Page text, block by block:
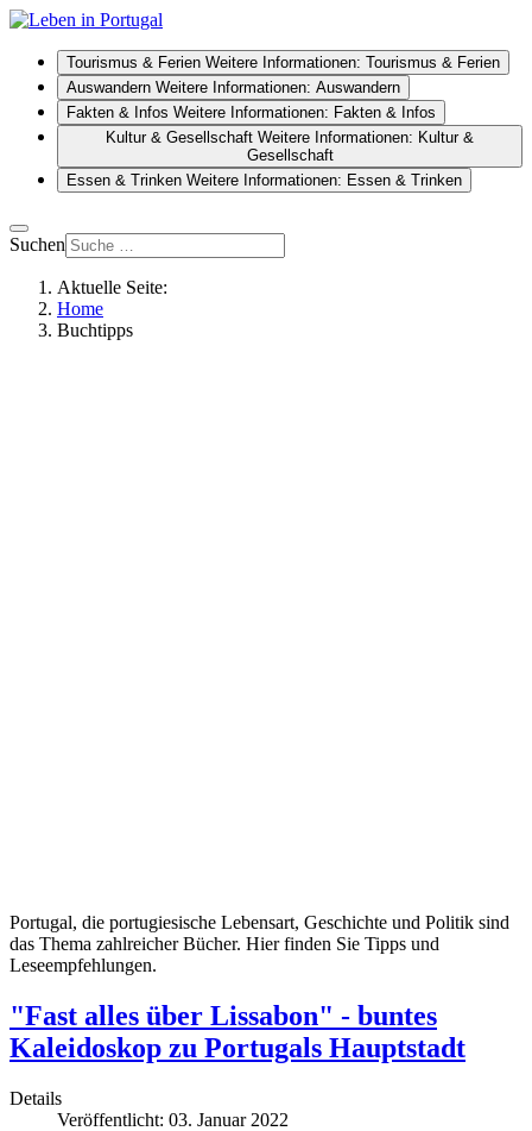
Tourismus & Ferien Weitere Informationen: Tourismus & Ferien
Auswandern Weitere Informationen: Auswandern
Fakten & Infos Weitere Informationen: Fakten & Infos
Kultur & Gesellschaft Weitere Informationen: Kultur &
Gesellschaft
Essen & Trinken Weitere Informationen: Essen & Trinken
Suchen
Aktuelle Seite:
Home
Buchtipps
Portugal, die portugiesische Lebensart, Geschichte und Politik sind
das Thema zahlreicher Bücher. Hier finden Sie Tipps und
Leseempfehlungen.
"Fast alles über Lissabon" - buntes
Kaleidoskop zu Portugals Hauptstadt
Details
Veröffentlicht: 03. Januar 2022